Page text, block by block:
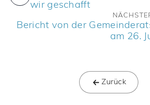
wir geschafft
Bericht von der
am 26.
Zurück